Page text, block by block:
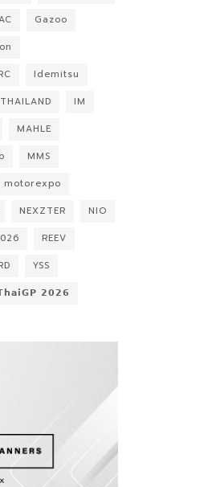
Gazoo
Idemitsu
IM
MAHLE
MMS
motorexpo
NEXZTER
NIO
REEV
YSS
𝟮𝟬𝟮𝟲